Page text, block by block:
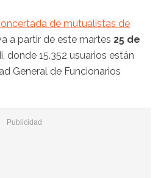
de mutualistas de
a partir de este martes 25 de
donde 15.352 usuarios están
General de Funcionarios